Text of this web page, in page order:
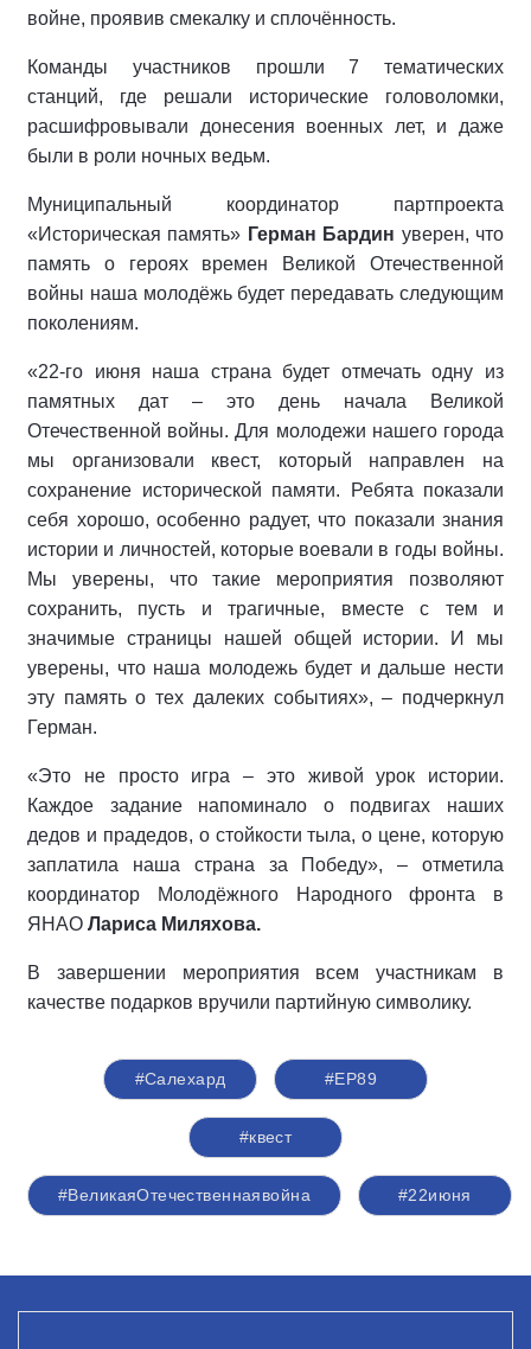
войне, проявив смекалку и сплочённость.
Команды участников прошли 7 тематических
станций, где решали исторические головоломки,
расшифровывали донесения военных лет, и даже
были в роли ночных ведьм.
Муниципальный координатор партпроекта
«Историческая память» Герман Бардин уверен, что
память о героях времен Великой Отечественной
войны наша молодёжь будет передавать следующим
поколениям.
«22-го июня наша страна будет отмечать одну из
памятных дат – это день начала Великой
Отечественной войны. Для молодежи нашего города
мы организовали квест, который направлен на
сохранение исторической памяти. Ребята показали
себя хорошо, особенно радует, что показали знания
истории и личностей, которые воевали в годы войны.
Мы уверены, что такие мероприятия позволяют
сохранить, пусть и трагичные, вместе с тем и
значимые страницы нашей общей истории. И мы
уверены, что наша молодежь будет и дальше нести
эту память о тех далеких событиях», – подчеркнул
Герман.
«Это не просто игра – это живой урок истории.
Каждое задание напоминало о подвигах наших
дедов и прадедов, о стойкости тыла, о цене, которую
заплатила наша страна за Победу», – отметила
координатор Молодёжного Народного фронта в
ЯНАО Лариса Миляхова.
В завершении мероприятия всем участникам в
качестве подарков вручили партийную символику.
#Салехард #ЕР89
#квест
#ВеликаяОтечественнаявойна #22июня